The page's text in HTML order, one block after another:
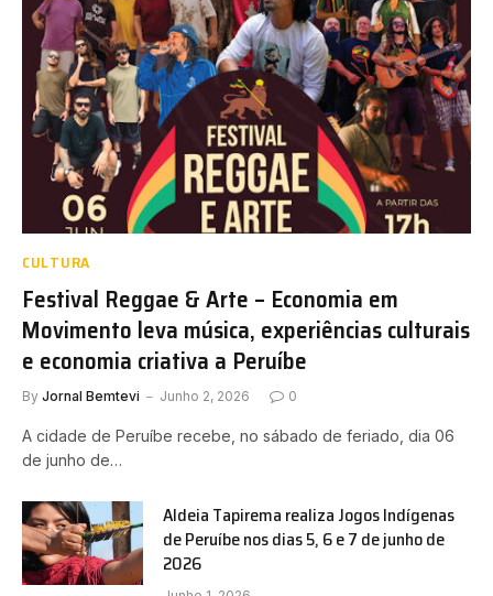
CULTURA
Festival Reggae & Arte – Economia em
Movimento leva música, experiências culturais
e economia criativa a Peruíbe
By Jornal Bemtevi Junho 2, 2026 0
A cidade de Peruíbe recebe, no sábado de feriado, dia 06
de junho de…
Aldeia Tapirema realiza Jogos Indígenas
de Peruíbe nos dias 5, 6 e 7 de junho de
2026